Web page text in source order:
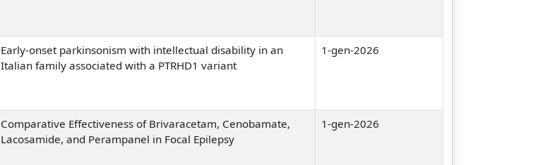
Early-onset parkinsonism with intellectual disability in an
Italian family associated with a PTRHD1 variant
1-gen-2026
Comparative Effectiveness of Brivaracetam, Cenobamate,
Lacosamide, and Perampanel in Focal Epilepsy
1-gen-2026